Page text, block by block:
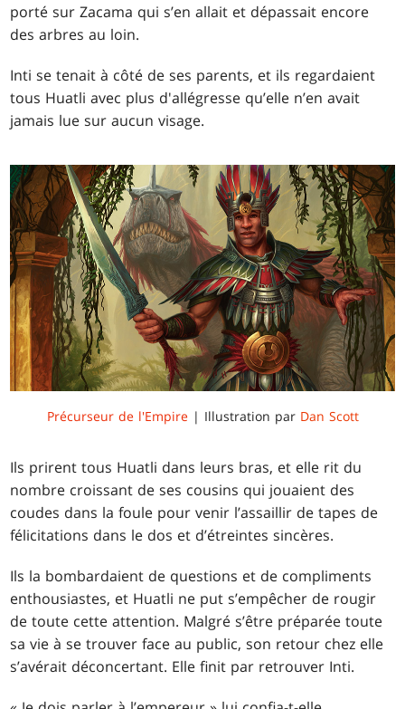
porté sur Zacama qui s’en allait et dépassait encore
des arbres au loin.
Inti se tenait à côté de ses parents, et ils regardaient
tous Huatli avec plus d'allégresse qu’elle n’en avait
jamais lue sur aucun visage.
Précurseur de l'Empire | Illustration par Dan Scott
Ils prirent tous Huatli dans leurs bras, et elle rit du
nombre croissant de ses cousins qui jouaient des
coudes dans la foule pour venir l’assaillir de tapes de
félicitations dans le dos et d’étreintes sincères.
Ils la bombardaient de questions et de compliments
enthousiastes, et Huatli ne put s’empêcher de rougir
de toute cette attention. Malgré s’être préparée toute
sa vie à se trouver face au public, son retour chez elle
s’avérait déconcertant. Elle finit par retrouver Inti.